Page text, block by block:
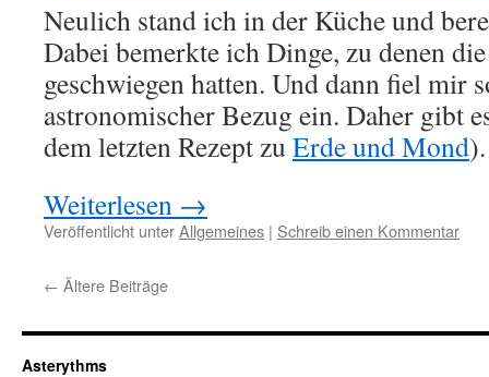
Neulich stand ich in der Küche und
Dabei bemerkte ich Dinge, zu denen
geschwiegen hatten. Und dann fiel mir
astronomischer Bezug ein. Daher gibt
dem letzten Rezept zu Erde und Mond).
Weiterlesen →
Veröffentlicht unterAllgemeines | Schreib einen Kommentar
← Ältere Beiträge
Asterythms